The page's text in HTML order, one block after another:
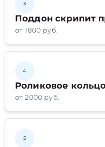
3
Поддон скрипит
от 1800 руб.
4
Роликовое
от 2000 руб.
5